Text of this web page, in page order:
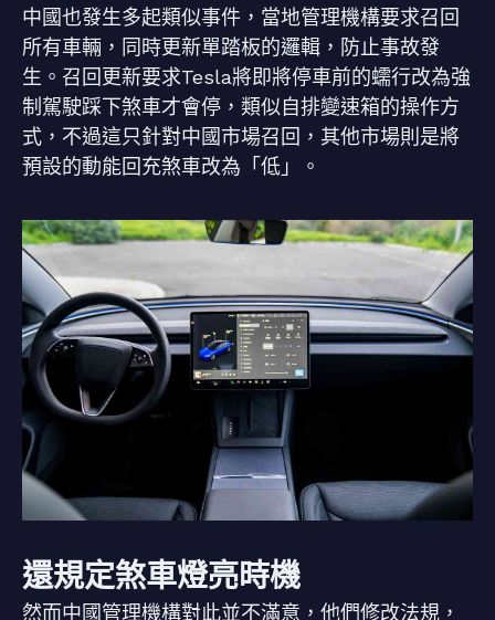
中國也發生多起類似事件，當地管理機構要求召回
所有車輛，同時更新單踏板的邏輯，防止事故發
生。召回更新要求Tesla將即將停車前的蠕行改為強
制駕駛踩下煞車才會停，類似自排變速箱的操作方
式，不過這只針對中國市場召回，其他市場則是將
預設的動能回充煞車改為「低」。
還規定煞車燈亮時機
然而中國管理機構對此並不滿意，他們修改法規，